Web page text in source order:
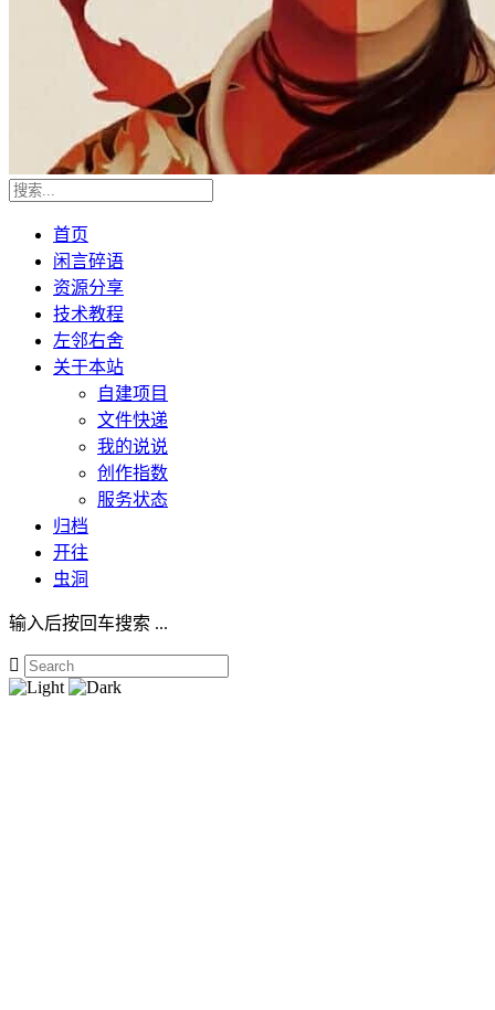
首页
闲言碎语
资源分享
技术教程
左邻右舍
关于本站
自建项目
文件快递
我的说说
创作指数
服务状态
归档
开往
虫洞
输入后按回车搜索 ...
